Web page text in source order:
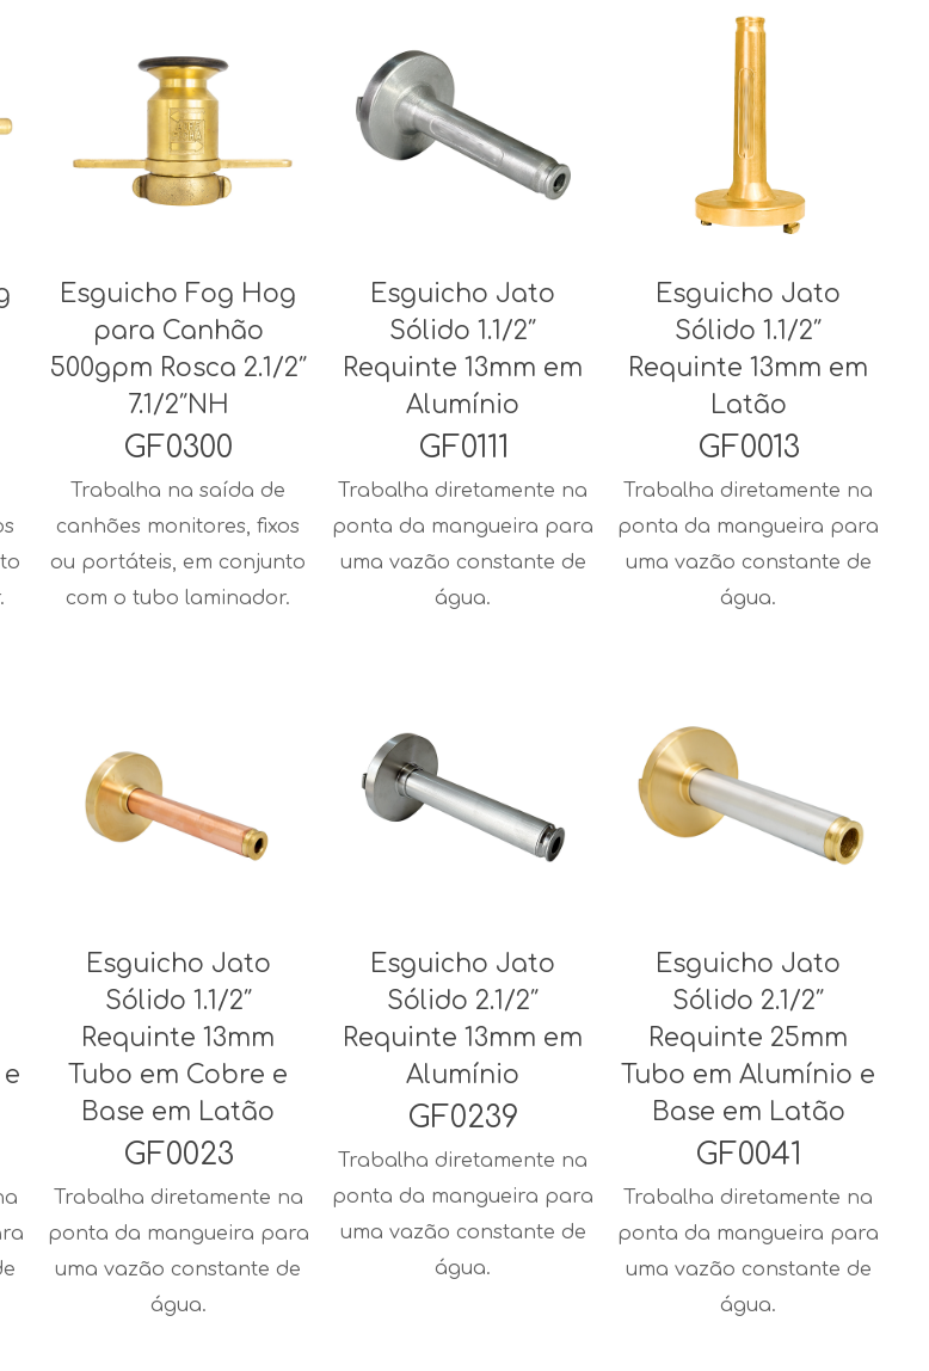
Esguicho Fog Hog
para Canhão
500gpm Rosca 2.1/2″
7.1/2″NH
GF0300
Trabalha na saída de
canhões monitores, fixos
ou portáteis, em conjunto
com o tubo laminador.
Esguicho Jato
Sólido 1.1/2″
Requinte 13mm em
Alumínio
GF0111
Trabalha diretamente na
ponta da mangueira para
uma vazão constante de
água.
Esguicho Jato
Sólido 1.1/2″
Requinte 13mm em
Latão
GF0013
Trabalha diretamente na
ponta da mangueira para
uma vazão constante de
água.
Esguicho Jato
Sólido 1.1/2″
Requinte 13mm
Tubo em Cobre e
Base em Latão
GF0023
Trabalha diretamente na
ponta da mangueira para
uma vazão constante de
água.
Esguicho Jato
Sólido 2.1/2″
Requinte 13mm em
Alumínio
GF0239
Trabalha diretamente na
ponta da mangueira para
uma vazão constante de
água.
Esguicho Jato
Sólido 2.1/2″
Requinte 25mm
Tubo em Alumínio e
Base em Latão
GF0041
Trabalha diretamente na
ponta da mangueira para
uma vazão constante de
água.